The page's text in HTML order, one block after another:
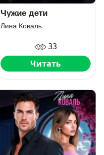
Чужие дети
Лина Коваль
33
Читать